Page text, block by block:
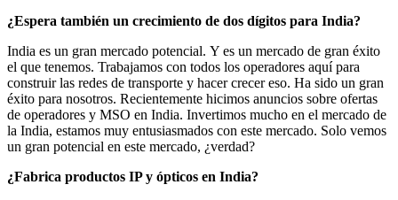
¿Espera también un crecimiento de dos dígitos para India?
India es un gran mercado potencial. Y es un mercado de gran éxito
el que tenemos. Trabajamos con todos los operadores aquí para
construir las redes de transporte y hacer crecer eso. Ha sido un gran
éxito para nosotros. Recientemente hicimos anuncios sobre ofertas
de operadores y MSO en India. Invertimos mucho en el mercado de
la India, estamos muy entusiasmados con este mercado. Solo vemos
un gran potencial en este mercado, ¿verdad?
¿Fabrica productos IP y ópticos en India?